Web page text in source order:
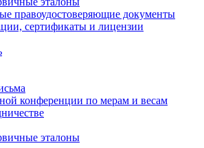
правоудостоверяющие документы
сертификаты и лицензии
конференции по мерам и весам
эталоны